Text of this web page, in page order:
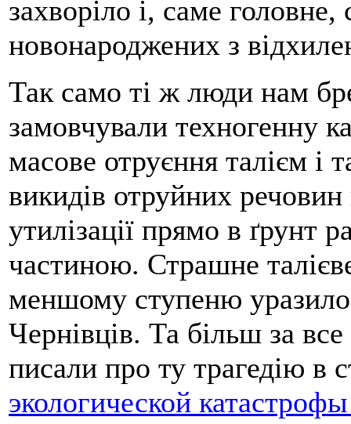
захворіло і, саме головне,
новонароджених з
Так само ті ж люди нам
замовчували техногенну
масове отруєння талієм і
викидів отруйних
утилізації прямо в ґрунт
частиною. Страшне
меншому ступеню уразило
Чернівців. Та більш за
писали про ту трагедію в
экологической